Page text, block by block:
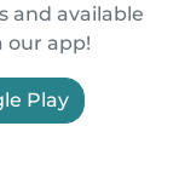
and available
our app!
Play